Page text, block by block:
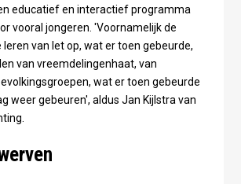
educatief en interactief programma
vooral jongeren. 'Voornamelijk de
leren van let op, wat er toen gebeurde,
van vreemdelingenhaat, van
wat er toen gebeurde
weer gebeuren', aldus Jan Kijlstra van